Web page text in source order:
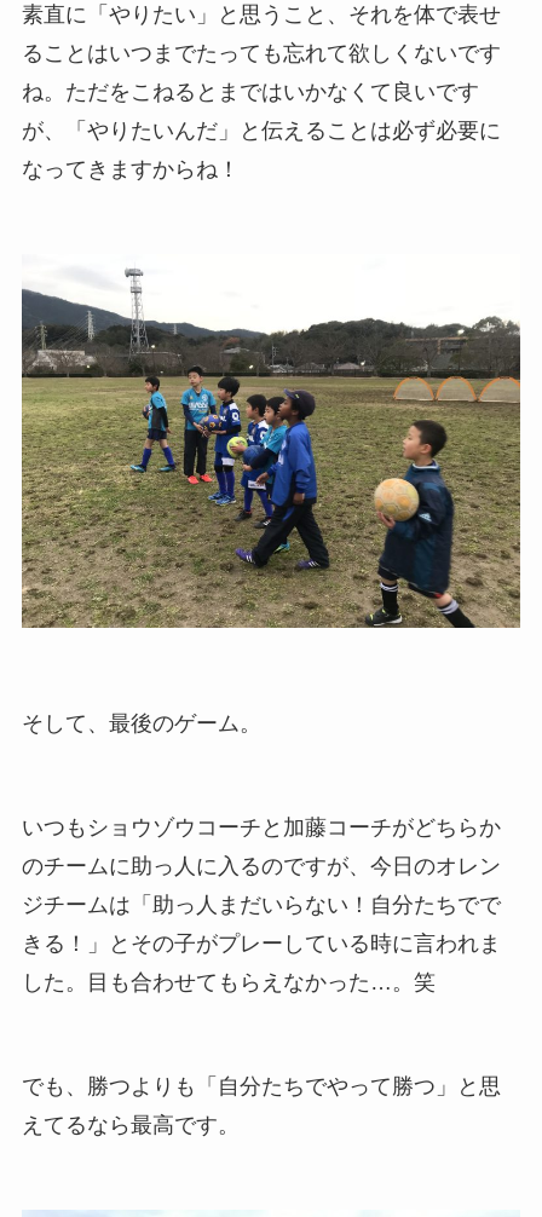
素直に「やりたい」と思うこと、それを体で表せ
ることはいつまでたっても忘れて欲しくないです
ね。ただをこねるとまではいかなくて良いです
が、「やりたいんだ」と伝えることは必ず必要に
なってきますからね！
そして、最後のゲーム。
いつもショウゾウコーチと加藤コーチがどちらか
のチームに助っ人に入るのですが、今日のオレン
ジチームは「助っ人まだいらない！自分たちでで
きる！」とその子がプレーしている時に言われま
した。目も合わせてもらえなかった…。笑
でも、勝つよりも「自分たちでやって勝つ」と思
えてるなら最高です。